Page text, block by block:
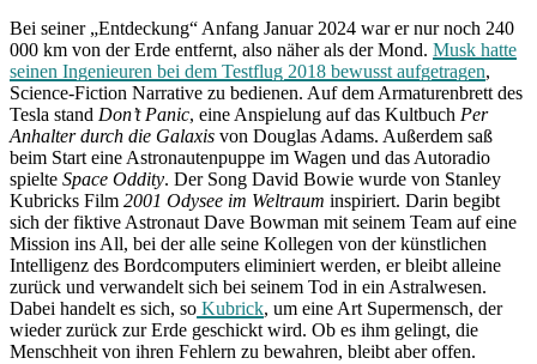
Bei seiner „Entdeckung“ Anfang Januar 2024 war er nur noch 240
000 km von der Erde entfernt, also näher als der Mond. Musk hatte
seinen Ingenieuren bei dem Testflug 2018 bewusst aufgetragen,
Science-Fiction Narrative zu bedienen. Auf dem Armaturenbrett des
Tesla stand Don’t Panic, eine Anspielung auf das Kultbuch Per
Anhalter durch die Galaxis von Douglas Adams. Außerdem saß
beim Start eine Astronautenpuppe im Wagen und das Autoradio
spielte Space Oddity. Der Song David Bowie wurde von Stanley
Kubricks Film 2001 Odysee im Weltraum inspiriert. Darin begibt
sich der fiktive Astronaut Dave Bowman mit seinem Team auf eine
Mission ins All, bei der alle seine Kollegen von der künstlichen
Intelligenz des Bordcomputers eliminiert werden, er bleibt alleine
zurück und verwandelt sich bei seinem Tod in ein Astralwesen.
Dabei handelt es sich, so Kubrick, um eine Art Supermensch, der
wieder zurück zur Erde geschickt wird. Ob es ihm gelingt, die
Menschheit von ihren Fehlern zu bewahren, bleibt aber offen.